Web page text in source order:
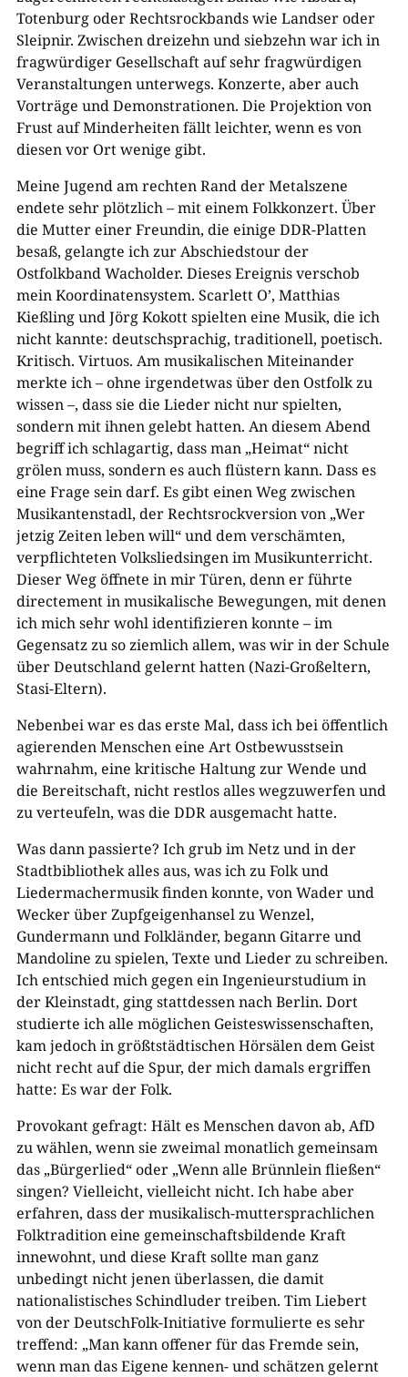
Totenburg oder Rechtsrockbands wie Landser oder
Sleipnir. Zwischen dreizehn und siebzehn war ich in
fragwürdiger Gesellschaft auf sehr fragwürdigen
Veranstaltungen unterwegs. Konzerte, aber auch
Vorträge und Demonstrationen. Die Projektion von
Frust auf Minderheiten fällt leichter, wenn es von
diesen vor Ort wenige gibt.
Meine Jugend am rechten Rand der Metalszene
endete sehr plötzlich – mit einem Folkkonzert. Über
die Mutter einer Freundin, die einige DDR-Platten
besaß, gelangte ich zur Abschiedstour der
Ostfolkband Wacholder. Dieses Ereignis verschob
mein Koordinatensystem. Scarlett O’, Matthias
Kießling und Jörg Kokott spielten eine Musik, die ich
nicht kannte: deutschsprachig, traditionell, poetisch.
Kritisch. Virtuos. Am musikalischen Miteinander
merkte ich – ohne irgendetwas über den Ostfolk zu
wissen –, dass sie die Lieder nicht nur spielten,
sondern mit ihnen gelebt hatten. An diesem Abend
begriff ich schlagartig, dass man „Heimat“ nicht
grölen muss, sondern es auch flüstern kann. Dass es
eine Frage sein darf. Es gibt einen Weg zwischen
Musikantenstadl, der Rechtsrockversion von „Wer
jetzig Zeiten leben will“ und dem verschämten,
verpflichteten Volksliedsingen im Musikunterricht.
Dieser Weg öffnete in mir Türen, denn er führte
directement in musikalische Bewegungen, mit denen
ich mich sehr wohl identifizieren konnte – im
Gegensatz zu so ziemlich allem, was wir in der Schule
über Deutschland gelernt hatten (Nazi-Großeltern,
Stasi-Eltern).
Nebenbei war es das erste Mal, dass ich bei öffentlich
agierenden Menschen eine Art Ostbewusstsein
wahrnahm, eine kritische Haltung zur Wende und
die Bereitschaft, nicht restlos alles wegzuwerfen und
zu verteufeln, was die DDR ausgemacht hatte.
Was dann passierte? Ich grub im Netz und in der
Stadtbibliothek alles aus, was ich zu Folk und
Liedermachermusik finden konnte, von Wader und
Wecker über Zupfgeigenhansel zu Wenzel,
Gundermann und Folkländer, begann Gitarre und
Mandoline zu spielen, Texte und Lieder zu schreiben.
Ich entschied mich gegen ein Ingenieurstudium in
der Kleinstadt, ging stattdessen nach Berlin. Dort
studierte ich alle möglichen Geisteswissenschaften,
kam jedoch in größtstädtischen Hörsälen dem Geist
nicht recht auf die Spur, der mich damals ergriffen
hatte: Es war der Folk.
Provokant gefragt: Hält es Menschen davon ab, AfD
zu wählen, wenn sie zweimal monatlich gemeinsam
das „Bürgerlied“ oder „Wenn alle Brünnlein fließen“
singen? Vielleicht, vielleicht nicht. Ich habe aber
erfahren, dass der musikalisch-muttersprachlichen
Folktradition eine gemeinschaftsbildende Kraft
innewohnt, und diese Kraft sollte man ganz
unbedingt nicht jenen überlassen, die damit
nationalistisches Schindluder treiben. Tim Liebert
von der DeutschFolk-Initiative formulierte es sehr
treffend: „Man kann offener für das Fremde sein,
wenn man das Eigene kennen- und schätzen gelernt